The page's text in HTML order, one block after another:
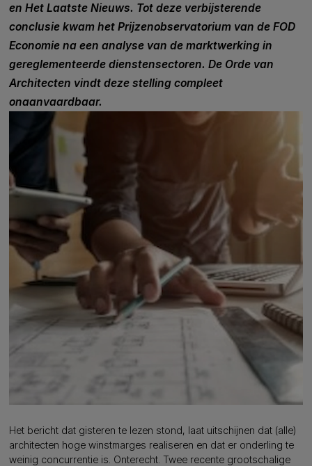
en Het Laatste Nieuws. Tot deze verbijsterende
conclusie kwam het Prijzenobservatorium van de FOD
Economie na een analyse van de marktwerking in
gereglementeerde dienstensectoren. De Orde van
Architecten vindt deze stelling compleet
onaanvaardbaar.
Het bericht dat gisteren te lezen stond, laat uitschijnen dat (alle)
architecten hoge winstmarges realiseren en dat er onderling te
weinig concurrentie is. Onterecht. Twee recente grootschalige